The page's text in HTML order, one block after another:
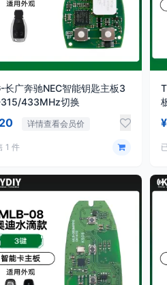
长广奔驰NEC智能钥匙主板3
433MHz切换
详情查看会员价
1 件